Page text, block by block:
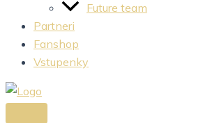
Future team
Partneri
Fanshop
Vstupenky